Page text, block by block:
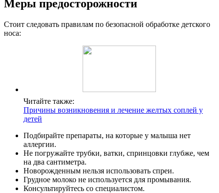
Меры предосторожности
Стоит следовать правилам по безопасной обработке детского
носа:
Читайте также:
Причины возникновения и лечение желтых соплей у
детей
Подбирайте препараты, на которые у малыша нет
аллергии.
Не погружайте трубки, ватки, спринцовки глубже, чем
на два сантиметра.
Новорожденным нельзя использовать спреи.
Грудное молоко не используется для промывания.
Консультируйтесь со специалистом.